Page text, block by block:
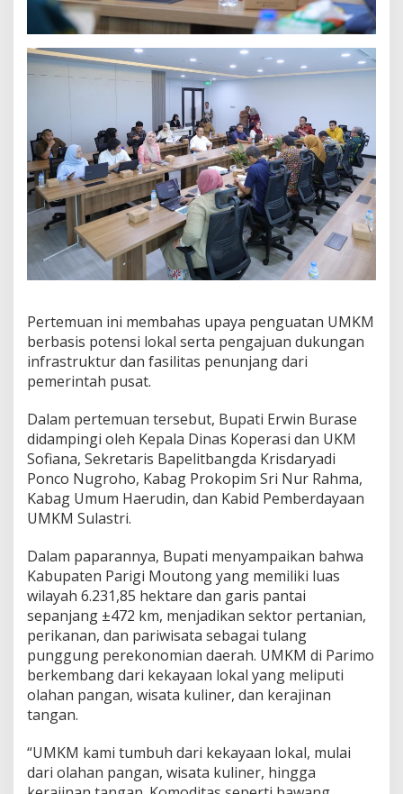
Pertemuan ini membahas upaya penguatan UMKM
berbasis potensi lokal serta pengajuan dukungan
infrastruktur dan fasilitas penunjang dari
pemerintah pusat.
Dalam pertemuan tersebut, Bupati Erwin Burase
didampingi oleh Kepala Dinas Koperasi dan UKM
Sofiana, Sekretaris Bapelitbangda Krisdaryadi
Ponco Nugroho, Kabag Prokopim Sri Nur Rahma,
Kabag Umum Haerudin, dan Kabid Pemberdayaan
UMKM Sulastri.
Dalam paparannya, Bupati menyampaikan bahwa
Kabupaten Parigi Moutong yang memiliki luas
wilayah 6.231,85 hektare dan garis pantai
sepanjang ±472 km, menjadikan sektor pertanian,
perikanan, dan pariwisata sebagai tulang
punggung perekonomian daerah. UMKM di Parimo
berkembang dari kekayaan lokal yang meliputi
olahan pangan, wisata kuliner, dan kerajinan
tangan.
“UMKM kami tumbuh dari kekayaan lokal, mulai
dari olahan pangan, wisata kuliner, hingga